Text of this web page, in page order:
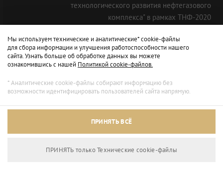
технологического развития нефтегазового
комплекса" в рамках ТНФ-2020
Мы используем технические и аналитические* cookie-файлы
для сбора информации и улучшения работоспособности нашего
сайта. Узнать больше об обработке данных вы можете
ознакомившись с нашей Политикой cookie-файлов.
* Аналитические cookie-файлы собирают информацию без
возможности идентифицировать пользователей сайта напрямую.
ПРИНЯТЬ ВСЁ
ПРИНЯТЬ только Технические сookie-файлы